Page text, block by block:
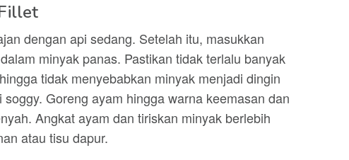
dengan api sedang. Setelah itu, masukkan
minyak panas. Pastikan tidak terlalu banyak
tidak menyebabkan minyak menjadi dingin
Goreng ayam hingga warna keemasan dan
Angkat ayam dan tiriskan minyak berlebih
atau tisu dapur.